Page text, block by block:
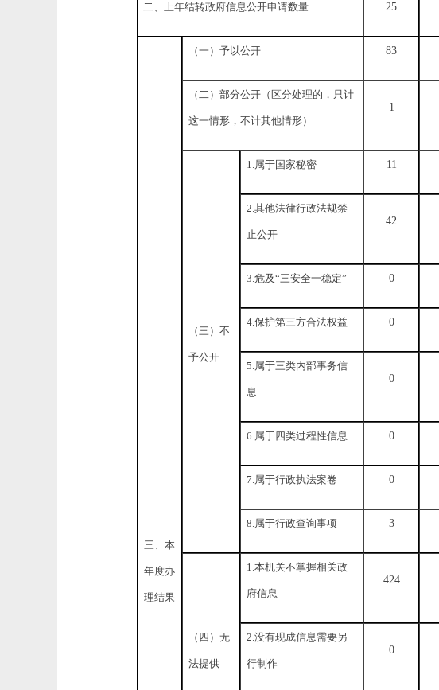
二、上年结转政府信息公开申请数量 25
三、本
年度办
理结果
（一）予以公开 83
（二）部分公开（区分处理的，只计
这一情形，不计其他情形）
1
（三）不
予公开
1.属于国家秘密 11
2.其他法律行政法规禁
止公开
42
3.危及“三安全一稳定” 0
4.保护第三方合法权益 0
5.属于三类内部事务信
息
0
6.属于四类过程性信息 0
7.属于行政执法案卷 0
8.属于行政查询事项 3
（四）无
法提供
1.本机关不掌握相关政
府信息
424
2.没有现成信息需要另
行制作
0